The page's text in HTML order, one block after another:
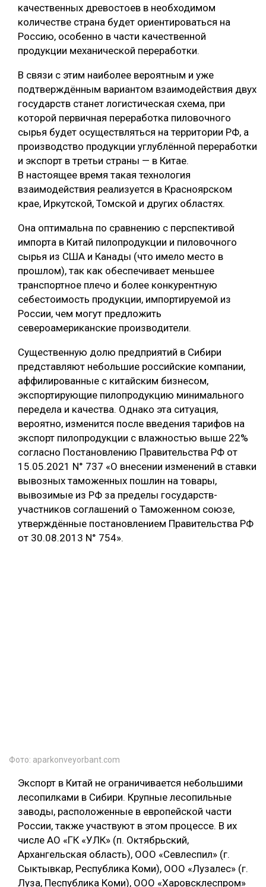
качественных древостоев в необходимом
количестве страна будет ориентироваться на
Россию, особенно в части качественной
продукции механической переработки.
В связи с этим наиболее вероятным и уже
подтверждённым вариантом взаимодействия двух
государств станет логистическая схема, при
которой первичная переработка пиловочного
сырья будет осуществляться на территории РФ, а
производство продукции углублённой переработки
и экспорт в третьи страны — в Китае.
В настоящее время такая технология
взаимодействия реализуется в Красноярском
крае, Иркутской, Томской и других областях.
Она оптимальна по сравнению с перспективой
импорта в Китай пилопродукции и пиловочного
сырья из США и Канады (что имело место в
прошлом), так как обеспечивает меньшее
транспортное плечо и более конкурентную
себестоимость продукции, импортируемой из
России, чем могут предложить
североамериканские производители.
Существенную долю предприятий в Сибири
представляют небольшие российские компании,
аффилированные с китайским бизнесом,
экспортирующие пилопродукцию минимального
передела и качества. Однако эта ситуация,
вероятно, изменится после введения тарифов на
экспорт пилопродукции с влажностью выше 22%
согласно Постановлению Правительства РФ от
15.05.2021 N° 737 «О внесении изменений в ставки
вывозных таможенных пошлин на товары,
вывозимые из РФ за пределы государств-
участников соглашений о Таможенном союзе,
утверждённые постановлением Правительства РФ
от 30.08.2013 N° 754».
Фото: aparkonveyorbant.com
Экспорт в Китай не ограничивается небольшими
лесопилками в Сибири. Крупные лесопильные
заводы, расположенные в европейской части
России, также участвуют в этом процессе. В их
числе АО «ГК «УЛК» (п. Октябрьский,
Архангельская область), ООО «Севлеспил» (г.
Сыктывкар, Республика Коми), ООО «Лузалес» (г.
Луза, Песпублика Коми), ООО «Харовсклеспром»